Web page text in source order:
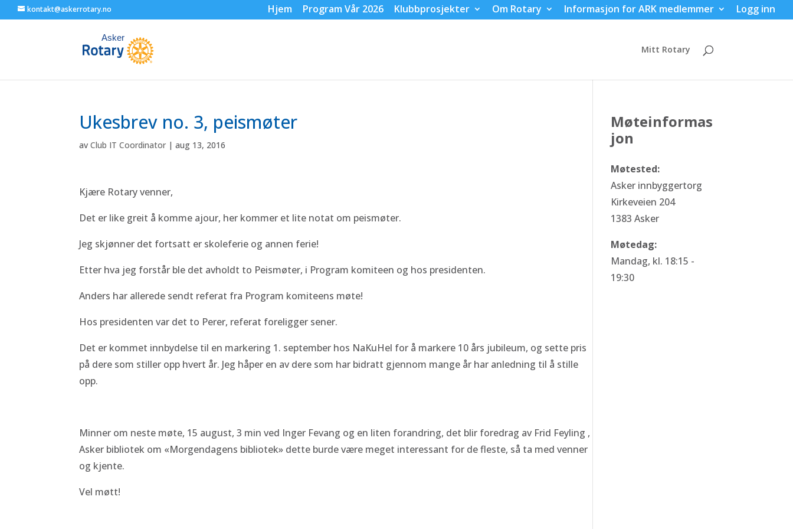
kontakt@askerrotary.no Hjem Program Vår 2026 Klubbprosjekter Om Rotary Informasjon for ARK medlemmer Logg inn
Mitt Rotary
Ukesbrev no. 3, peismøter
avClub IT Coordinator |aug 13, 2016
Kjære Rotary venner,
Det er like greit å komme ajour, her kommer et lite notat om peismøter.
Jeg skjønner det fortsatt er skoleferie og annen ferie!
Etter hva jeg forstår ble det avholdt to Peismøter, i Program komiteen og hos presidenten.
Anders har allerede sendt referat fra Program komiteens møte!
Hos presidenten var det to Perer, referat foreligger sener.
Det er kommet innbydelse til en markering 1. september hos NaKuHel for å markere 10 års jubileum, og sette pris
på dere som stiller opp hvert år. Jeg håper en av dere som har bidratt gjennom mange år har anledning til å stille
opp.
Minner om neste møte, 15 august, 3 min ved Inger Fevang og en liten forandring, det blir foredrag av Frid Feyling ,
Asker bibliotek om «Morgendagens bibliotek» dette burde være meget interessant for de fleste, så ta med venner
og kjente.
Vel møtt!
Møteinformas
jon
Møtested:
Asker innbyggertorg
Kirkeveien 204
1383 Asker
Møtedag:
Mandag, kl. 18:15 -
19:30